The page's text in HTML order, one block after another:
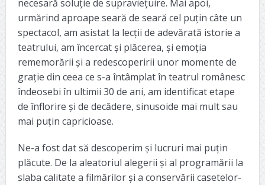
necesară soluție de supraviețuire. Mai apoi,
urmărind aproape seară de seară cel puțin câte un
spectacol, am asistat la lecții de adevărată istorie a
teatrului, am încercat și plăcerea, și emoția
rememorării și a redescoperirii unor momente de
grație din ceea ce s-a întâmplat în teatrul românesc
îndeosebi în ultimii 30 de ani, am identificat etape
de înflorire și de decădere, sinusoide mai mult sau
mai puțin capricioase.
Ne-a fost dat să descoperim și lucruri mai puțin
plăcute. De la aleatoriul alegerii și al programării la
slaba calitate a filmărilor și a conservării casetelor-